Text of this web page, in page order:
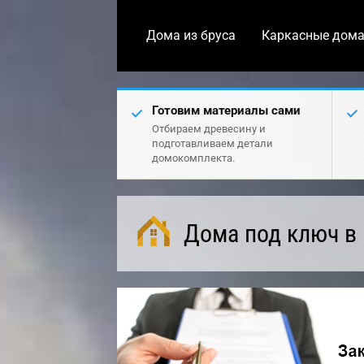
Дома из бруса Каркасные дома
Готовим материалы сами
Отбираем древесину и
подготавливаем детали
домокомплекта.
Дома под ключ в